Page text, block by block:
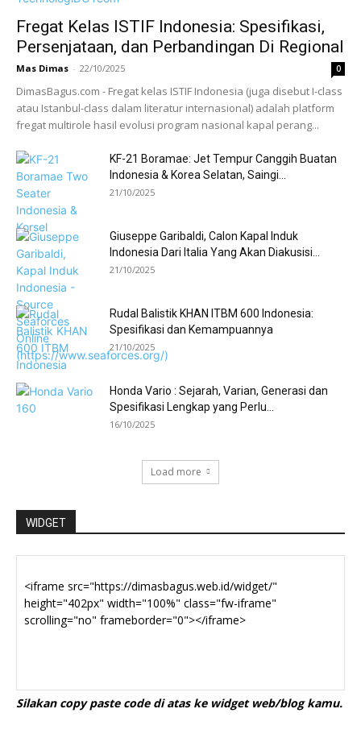
Fregat Kelas ISTIF Indonesia: Spesifikasi,
Persenjataan, dan Perbandingan Di Regional
Mas Dimas - 22/10/2025 0
DimasBagus.com - Fregat kelas ISTIF Indonesia (juga disebut I-class
atau Istanbul-class dalam literatur internasional) adalah platform
fregat multirole hasil evolusi program nasional kapal perang...
KF-21 Boramae: Jet Tempur Canggih Buatan
Indonesia & Korea Selatan, Saingi...
21/10/2025
Giuseppe Garibaldi, Calon Kapal Induk
Indonesia Dari Italia Yang Akan Diakusisi...
21/10/2025
Rudal Balistik KHAN ITBM 600 Indonesia:
Spesifikasi dan Kemampuannya
21/10/2025
Honda Vario : Sejarah, Varian, Generasi dan
Spesifikasi Lengkap yang Perlu...
16/10/2025
Load more
WIDGET
Silakan copy paste code di atas ke widget web/blog kamu.